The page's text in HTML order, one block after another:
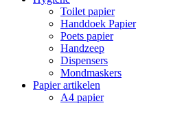
Toilet papier
Handdoek Papier
Poets papier
Handzeep
Dispensers
Mondmaskers
Papier artikelen
A4 papier